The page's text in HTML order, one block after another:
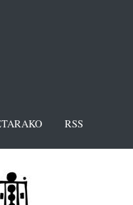
RSS